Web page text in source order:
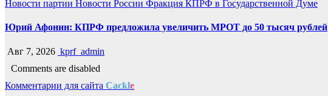
Новости партии Новости России Фракция КПРФ в Государственной Думе
Юрий Афонин: КПРФ предложила увеличить МРОТ до 50 тысяч рублей
Авг 7, 2026 kprf_admin
Comments are disabled
Комментарии для сайта Cackle